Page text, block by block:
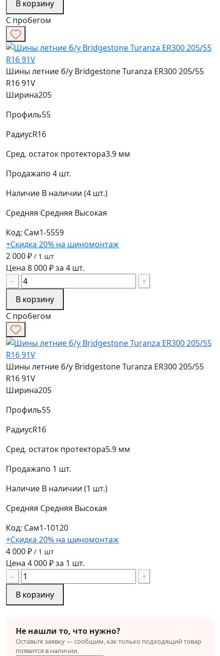
В корзину
С пробегом
Шины летние б/у Bridgestone Turanza ER300 205/55
R16 91V
Ширина205
Профиль55
РадиусR16
Сред. остаток протектора3.9 мм
Продажапо 4 шт.
Наличие В наличии (4 шт.)
Средняя Средняя Высокая
Код: Сам1-5559
+Скидка 20% на шиномонтаж
2 000 ₽ / 1 шт
Цена 8 000 ₽ за 4 шт.
−
+
В корзину
С пробегом
Шины летние б/у Bridgestone Turanza ER300 205/55
R16 91V
Ширина205
Профиль55
РадиусR16
Сред. остаток протектора5.9 мм
Продажапо 1 шт.
Наличие В наличии (1 шт.)
Средняя Средняя Высокая
Код: Сам1-10120
+Скидка 20% на шиномонтаж
4 000 ₽ / 1 шт
Цена 4 000 ₽ за 1 шт.
−
+
В корзину
Не нашли то, что нужно?
Оставьте заявку — сообщим, как только подходящий товар
появится в наличии.